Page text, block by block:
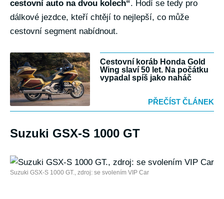
cestovní auto na dvou kolech“. Hodí se tedy pro
dálkové jezdce, kteří chtějí to nejlepší, co může
cestovní segment nabídnout.
Cestovní koráb Honda Gold
Wing slaví 50 let. Na počátku
vypadal spíš jako naháč
PŘEČÍST ČLÁNEK
Suzuki GSX-S 1000 GT
Suzuki GSX-S 1000 GT., zdroj: se svolením VIP Car